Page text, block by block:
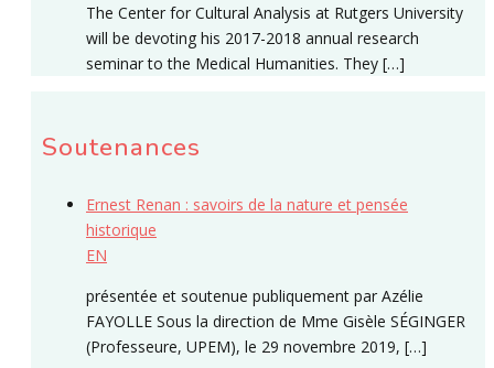
The Center for Cultural Analysis at Rutgers University
will be devoting his 2017-2018 annual research
seminar to the Medical Humanities. They […]
Soutenances
Ernest Renan : savoirs de la nature et pensée
historique
EN
présentée et soutenue publiquement par Azélie
FAYOLLE Sous la direction de Mme Gisèle SÉGINGER
(Professeure, UPEM), le 29 novembre 2019, […]